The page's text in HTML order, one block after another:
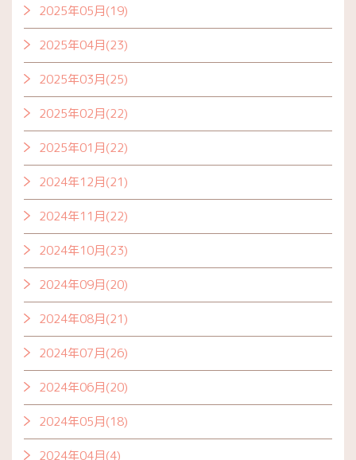
2025年05月(19)
2025年04月(23)
2025年03月(25)
2025年02月(22)
2025年01月(22)
2024年12月(21)
2024年11月(22)
2024年10月(23)
2024年09月(20)
2024年08月(21)
2024年07月(26)
2024年06月(20)
2024年05月(18)
2024年04月(4)